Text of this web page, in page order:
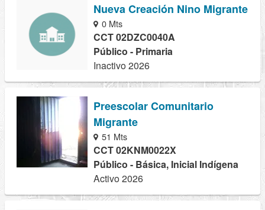
Nueva Creación Nino Migrante
0 Mts
CCT 02DZC0040A
Público - Primaria
Inactivo 2026
Preescolar Comunitario
Migrante
51 Mts
CCT 02KNM0022X
Público - Básica, Inicial Indígena
Activo 2026